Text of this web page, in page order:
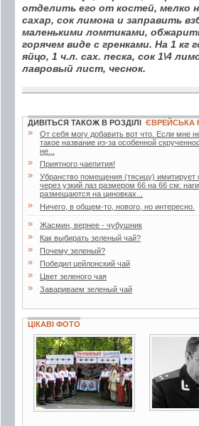
отделить его от костей, мелко
сахар, сок лимона и заправить
маленькими ломтиками,
горячем виде с гренками. Hа 1 кг
яйцо, 1 ч.л. сах. песка, сок 1\4
лавровый лист, чеснок.
ДИВІТЬСЯ ТАКОЖ В РОЗДІЛІ ЄВРЕЙСЬКА
»
От себя могу добавить вот что. Если мне
такое название из-за особенной
не...
» Приятного чаепития!
»
Убранство помещения (тясицу) имитирует
через узкий лаз размером 66 на 66 см:
размещаются на циновках...
» Ничего, в общем-то, нового, но интересно.
» Жасмин, вернее - чубушник
» Как выбирать зеленый чай?
» Почему зеленый?
» Победил цейлонский чай
» Цвет зеленого чая
» Завариваем зеленый чай
ЦІКАВІ ФОТО
31 фото 5 фото